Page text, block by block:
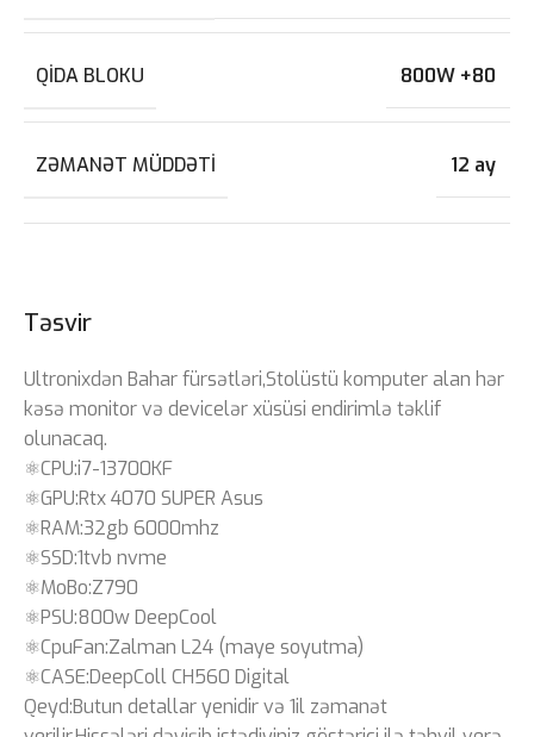
Təsvir
Ultronixdən Bahar fürsətləri,Stolüstü komputer alan hər
kəsə monitor və devicelər xüsüsi endirimlə təklif
olunacaq.
⚛️CPU:i7-13700KF
⚛️GPU:Rtx 4070 SUPER Asus
⚛️RAM:32gb 6000mhz
⚛️SSD:1tvb nvme
⚛️MoBo:Z790
⚛️PSU:800w DeepCool
⚛️CpuFan:Zalman L24 (maye soyutma)
⚛️CASE:DeepColl CH560 Digital
Qeyd:Butun detallar yenidir və 1il zəmanət
QIDA BLOKU 800W +80
ZƏMANƏT MÜDDƏTI 12 ay